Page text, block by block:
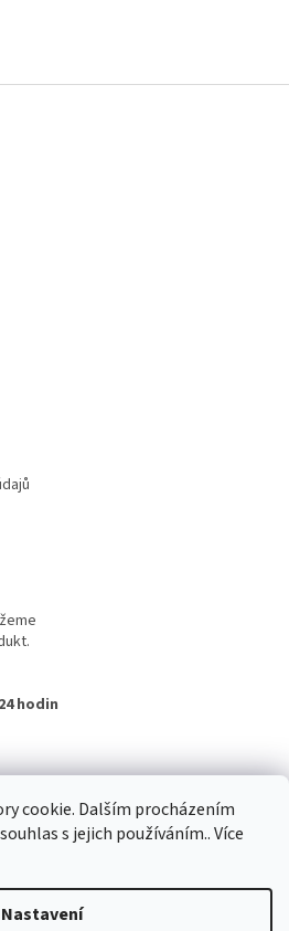
cookie. Dalším procházením
s jejich používáním.. Více
Nastavení
hodin
Vytvořil Shoptet